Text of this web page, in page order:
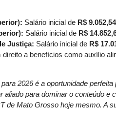
Salário inicial de R$ 9.052,54
Salário inicial de R$
Justiça: Salário inicial de R$
a benefícios como auxílio
2026 é a oportunidade
aliado para dominar o conteúdo e
de Mato Grosso hoje mesmo. A